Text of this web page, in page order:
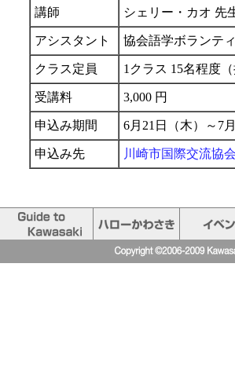
講師 シェリー・カオ 先
アシスタント 協会語学ボランテ
クラス定員 1クラス 15名程度
受講料 3,000 円
申込み期間 6月21日（木）～7
申込み先 川崎市国際交流協